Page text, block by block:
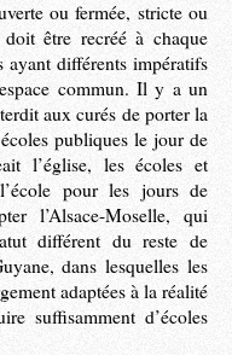
ou fermée, stricte ou
être recréé à chaque
ayant différents impératifs
commun. Il y a un
aux curés de porter la
publiques le jour de
l’église, les écoles et
pour les jours de
l’Alsace-Moselle, qui
différent du reste de
dans lesquelles les
adaptées à la réalité
suffisamment d’écoles